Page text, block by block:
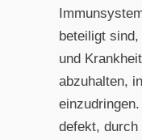
beteiligt
und
abzuhalten,
defekt, durch